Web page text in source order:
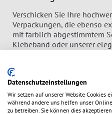
Verschicken Sie Ihre
Verpackungen, die ebenso
mit farblich abgestimmtem
Klebeband oder unserer
Produkte & Akzente:
Datenschutzeinstellungen
Wir setzen auf unserer Website Cookies
während andere uns helfen unser
zu betreiben. Sie können dies